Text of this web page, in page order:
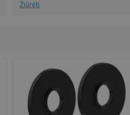
Žiūrėti